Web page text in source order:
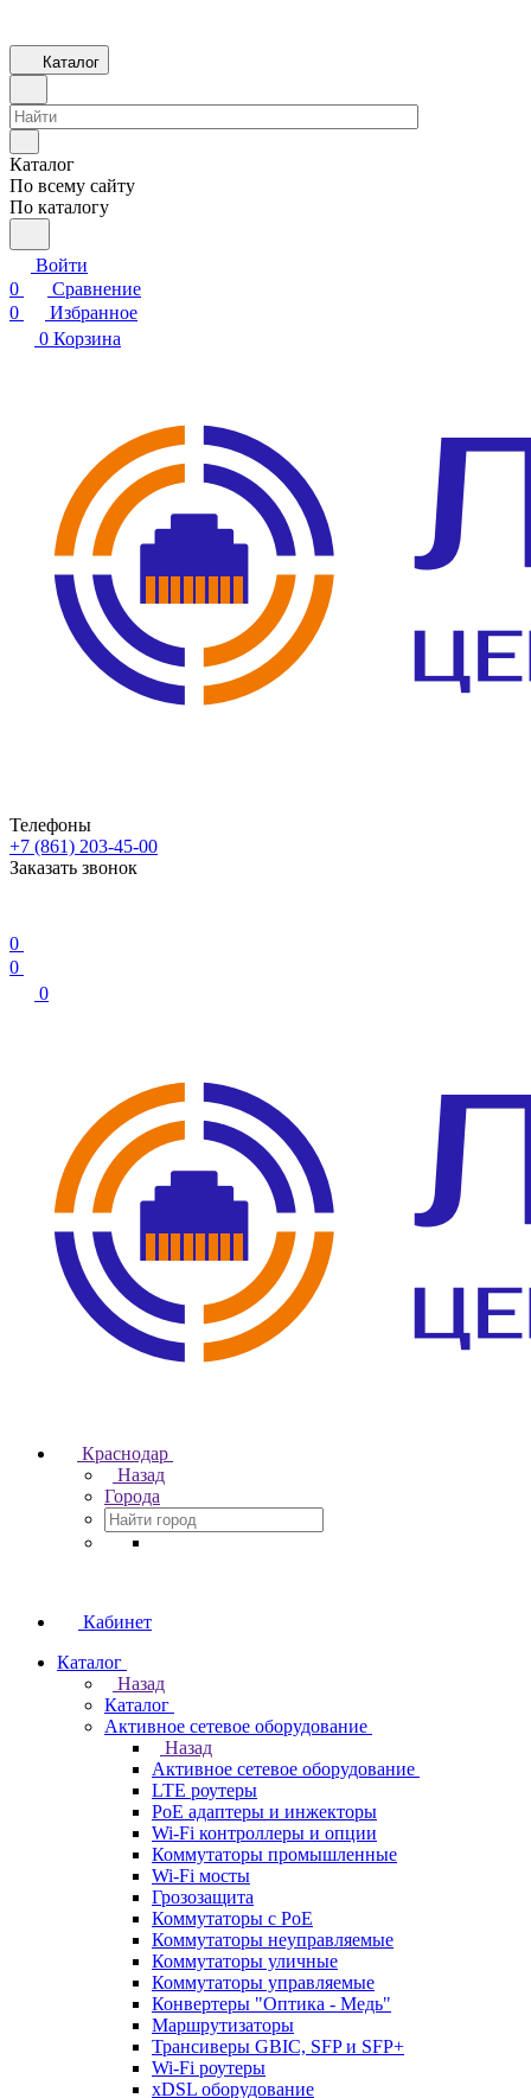
Каталог
Каталог
По всему сайту
По каталогу
Войти
0
Сравнение
0
Избранное
0 Корзина
Телефоны
+7 (861) 203-45-00
Заказать звонок
0
0
0
Краснодар
Назад
Города
Кабинет
Каталог
Назад
Каталог
Активное сетевое оборудование
Назад
Активное сетевое оборудование
LTE роутеры
PoE адаптеры и инжекторы
Wi-Fi контроллеры и опции
Коммутаторы промышленные
Wi-Fi мосты
Грозозащита
Коммутаторы c PoE
Коммутаторы неуправляемые
Коммутаторы уличные
Коммутаторы управляемые
Конвертеры "Оптика - Медь"
Маршрутизаторы
Трансиверы GBIC, SFP и SFP+
Wi-Fi роутеры
xDSL оборудование